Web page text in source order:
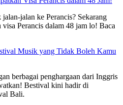
jalan ke Perancis? Sekarang
visa Perancis dalam 48 jam lo! Baca
Musik yang Tidak Boleh Kamu
berbagai penghargaan dari Inggris
Bestival kini hadir di
Bali.